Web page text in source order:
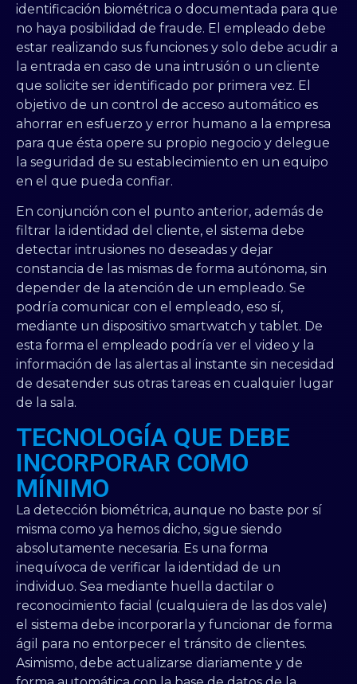
identificación biométrica o documentada para que
no haya posibilidad de fraude. El empleado debe
estar realizando sus funciones y solo debe acudir a
la entrada en caso de una intrusión o un cliente
que solicite ser identificado por primera vez. El
objetivo de un control de acceso automático es
ahorrar en esfuerzo y error humano a la empresa
para que ésta opere su propio negocio y delegue
la seguridad de su establecimiento en un equipo
en el que pueda confiar.
En conjunción con el punto anterior, además de
filtrar la identidad del cliente, el sistema debe
detectar intrusiones no deseadas y dejar
constancia de las mismas de forma autónoma, sin
depender de la atención de un empleado. Se
podría comunicar con el empleado, eso sí,
mediante un dispositivo smartwatch y tablet. De
esta forma el empleado podría ver el video y la
información de las alertas al instante sin necesidad
de desatender sus otras tareas en cualquier lugar
de la sala.
TECNOLOGÍA QUE DEBE
INCORPORAR COMO
MÍNIMO
La detección biométrica, aunque no baste por sí
misma como ya hemos dicho, sigue siendo
absolutamente necesaria. Es una forma
inequívoca de verificar la identidad de un
individuo. Sea mediante huella dactilar o
reconocimiento facial (cualquiera de las dos vale)
el sistema debe incorporarla y funcionar de forma
ágil para no entorpecer el tránsito de clientes.
Asimismo, debe actualizarse diariamente y de